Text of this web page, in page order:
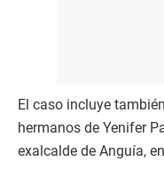
El caso incluye
hermanos de Yenifer
exalcalde de Anguía,